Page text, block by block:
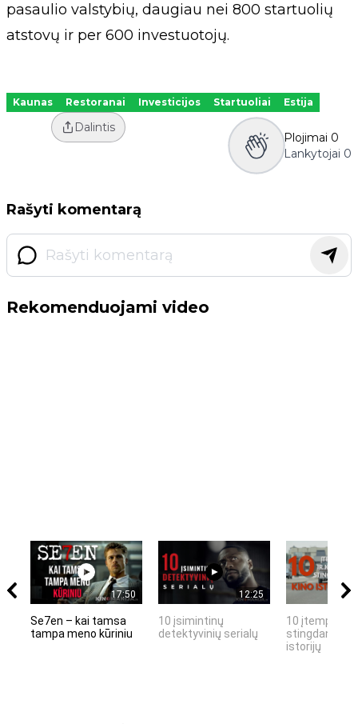
pasaulio valstybių, daugiau nei 800 startuolių
atstovų ir per 600 investuotojų.
Kaunas Restoranai Investicijos Startuoliai Estija
Dalintis
Plojimai 0
Lankytojai 0
Rašyti komentarą
Rekomenduojami video
17:50
Se7en – kai tamsa
tampa meno kūriniu
12:25
10 įsimintinų
detektyvinių serialų
10 įtemptų,
stingdančių
istorijų